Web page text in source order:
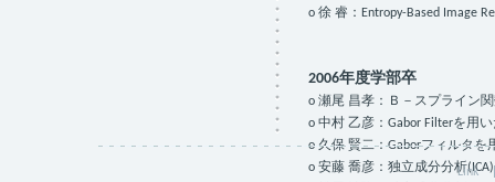
o 徐 睿：Entropy-Based Image
2006年度学部卒
o 瀬尾 昌孝：Ｂ－スプライン
o 中村 乙彦：Gabor Filterを用
o 久保 賢二：Gaborフィルタ
o 安藤 喬彦：独立成分分析Link